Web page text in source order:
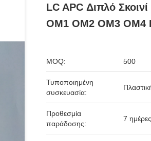
LC APC Διπλό
OM1 OM2 OM3 OM4
MOQ: 500
Τυποποιημένη
συσκευασία:
Προθεσμία
παράδοσης:
7 ημέρες